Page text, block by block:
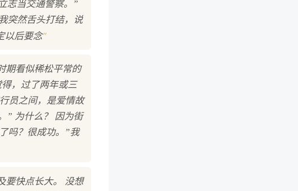
志当交通警察。”
突然舌头打结，说
以后要念"
期看似稀松平常的
，过了两年或三
员之间，是爱情故
” 为什么？ 因为街
吗？很成功。”我
要快点长大。 没想